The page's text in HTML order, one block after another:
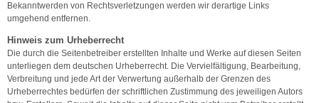
Bekanntwerden von Rechtsverletzungen werden wir derartige Links
umgehend entfernen.
Hinweis zum Urheberrecht
Die durch die Seitenbetreiber erstellten Inhalte und Werke auf diesen Seiten
unterliegen dem deutschen Urheberrecht. Die Vervielfältigung, Bearbeitung,
Verbreitung und jede Art der Verwertung außerhalb der Grenzen des
Urheberrechtes bedürfen der schriftlichen Zustimmung des jeweiligen Autors